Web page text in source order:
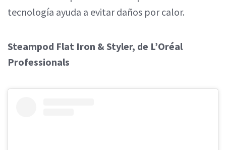
tecnología ayuda a evitar daños por calor.
Steampod Flat Iron & Styler, de L’Oréal
Professionals